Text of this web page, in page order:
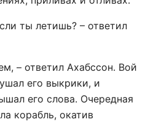
ты летишь? – ответил
– ответил Ахабссон. Вой
его выкрики, и
его слова. Очередная
корабль, окатив